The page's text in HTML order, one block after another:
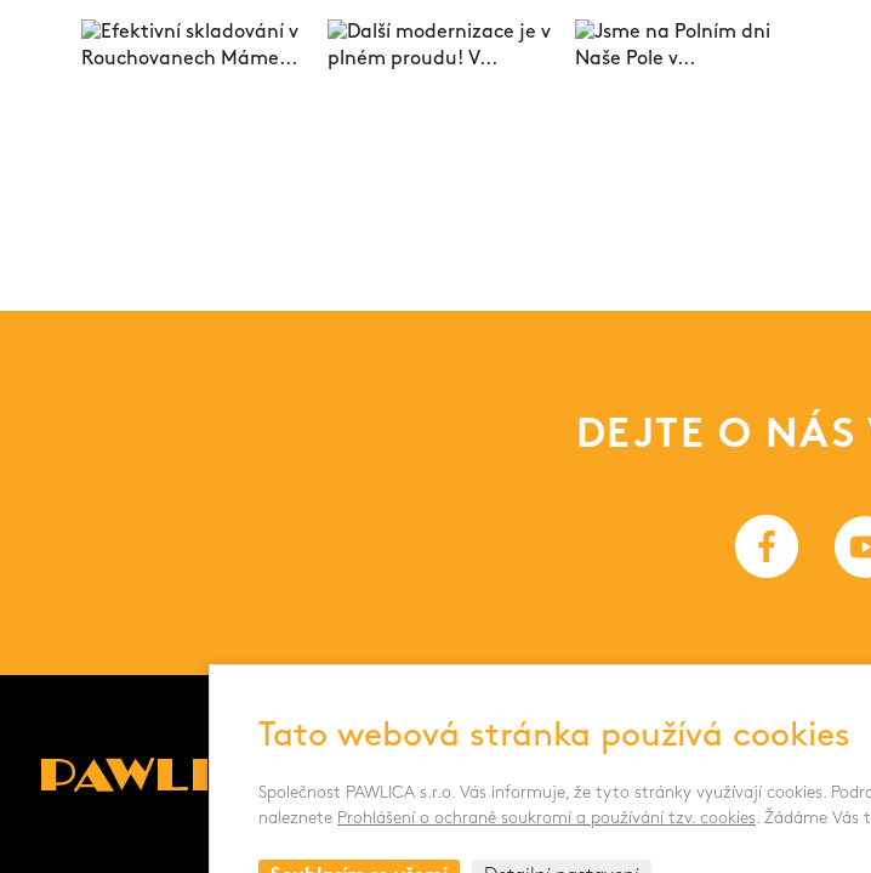
DEJTE O
Tato webová stránka používá cookies
Společnost PAWLICA s.r.o. Vás informuje, že tyto stránky využívají cookies.
naleznete Prohlášení o ochraně soukromí a používání tzv. cookies. Žádáme Vás